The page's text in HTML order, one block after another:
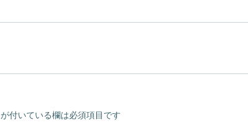
が付いている欄は必須項目です